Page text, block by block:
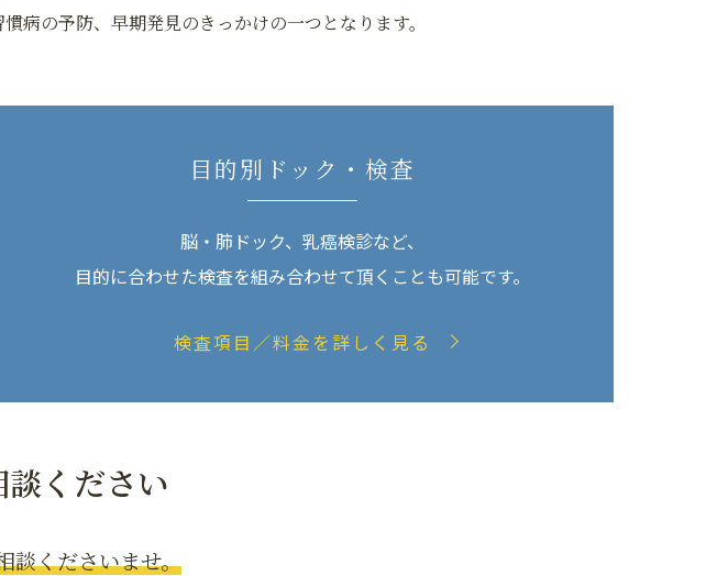
病の予防、早期発見のきっかけの一つとなります。
目的別ドック・検査
脳・肺ドック、乳癌検診など、
目的に合わせた検査を組み合わせて頂くことも可能です。
検査項目／料金を詳しく見る
ください
談くださいませ。